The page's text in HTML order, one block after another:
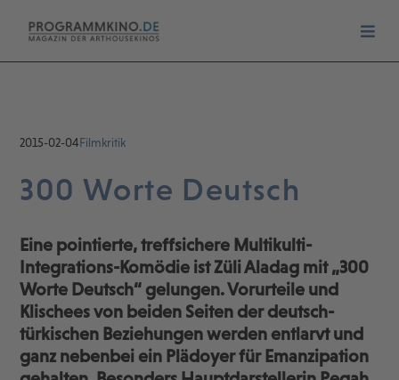
2015-02-04Filmkritik
300 Worte Deutsch
Eine pointierte, treffsichere Multikulti-
Integrations-Komödie ist Züli Aladag mit „300
Worte Deutsch“ gelungen. Vorurteile und
Klischees von beiden Seiten der deutsch-
türkischen Beziehungen werden entlarvt und
ganz nebenbei ein Plädoyer für Emanzipation